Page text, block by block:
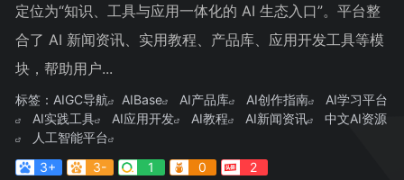
定位为“知识、工具与应用一体化的 AI 生态入口”。平台整
合了 AI 新闻资讯、实用教程、产品库、应用开发工具等模
块，帮助用户...
标签： AIGC导航 AIBase AI产品库 AI创作指南
AI学习平台
AI实践工具
AI应用开发 AI教程 AI新闻资讯
中文AI资源
人工智能平台
3+
3- 1 0 2